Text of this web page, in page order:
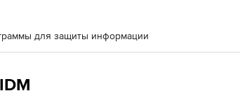
для защиты информации